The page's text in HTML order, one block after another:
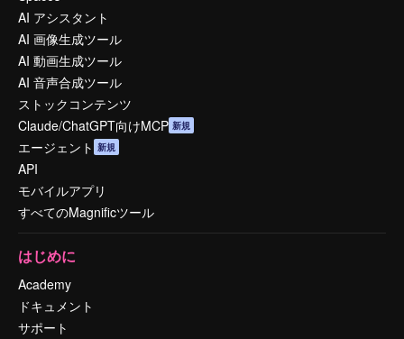
AI アシスタント
AI 画像生成ツール
AI 動画生成ツール
AI 音声合成ツール
ストックコンテンツ
Claude/ChatGPT向けMCP 新規
エージェント 新規
API
モバイルアプリ
すべてのMagnificツール
はじめに
Academy
ドキュメント
サポート